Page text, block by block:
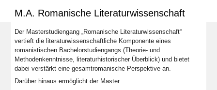
M.A. Romanische Literaturwissenschaft
Der Masterstudiengang „Romanische Literaturwissenschaft“
vertieft die literaturwissenschaftliche Komponente eines
romanistischen Bachelor­studiengangs (Theorie- und
Methodenkenntnisse, literaturhistorischer Überblick) und bietet
dabei verstärkt eine gesamtromanische Perspektive an.
Darüber hinaus ermöglicht der Master